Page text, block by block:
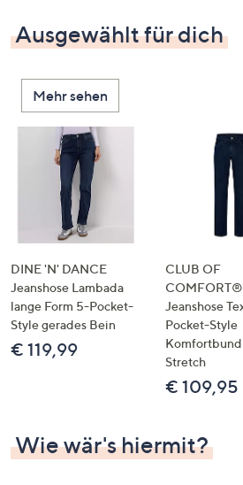
oben
und
nach
unten
oder
wischen
Geräten
nach
links
bzw.
rechts,
um
diese
Ausgewählt für dich
Mehr sehen
DINE 'N' DANCE
Jeanshose Lambada
lange Form 5-Pocket-
Style gerades Bein
€ 119,99
CLUB OF
COMFORT®
Jeanshose
Pocket-Style
Stretch
€ 109,95
Wie wär's hiermit?